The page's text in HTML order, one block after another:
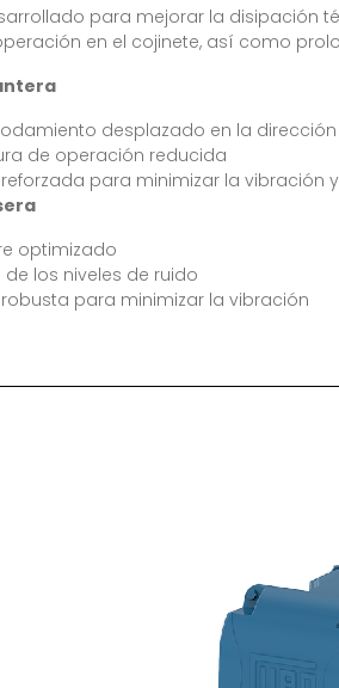
para mejorar la disipación
en el cojinete, así como
desplazado en la
de operación reducida
reforzada para minimizar la vibración
optimizado
de los niveles de ruido
para minimizar la vibración